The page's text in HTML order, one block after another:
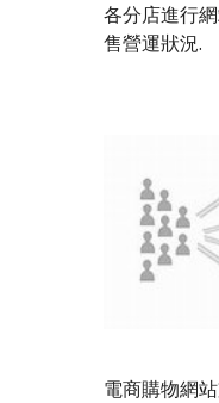
各分店進行
售營運狀況.
電商購物網